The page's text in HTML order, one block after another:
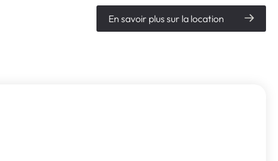
En savoir plus sur la location